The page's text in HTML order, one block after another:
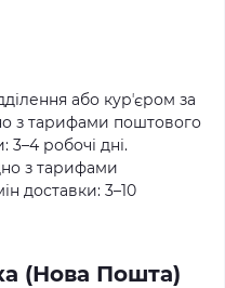
або курʼєром за
з тарифами поштового
3–4 робочі дні.
з тарифами
доставки: 3–10
(Нова Пошта)